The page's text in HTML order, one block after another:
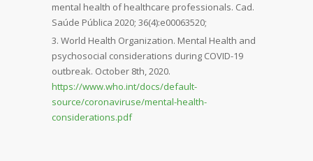
mental health of healthcare professionals. Cad.
Saúde Pública 2020; 36(4):e00063520;
World Health Organization. Mental Health and
psychosocial considerations during COVID-19
outbreak. October 8th, 2020.
https://www.who.int/docs/default-
source/coronaviruse/mental-health-
considerations.pdf